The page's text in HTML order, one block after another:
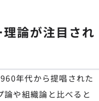
論が注目され
年代から提唱された
や組織論と比べると